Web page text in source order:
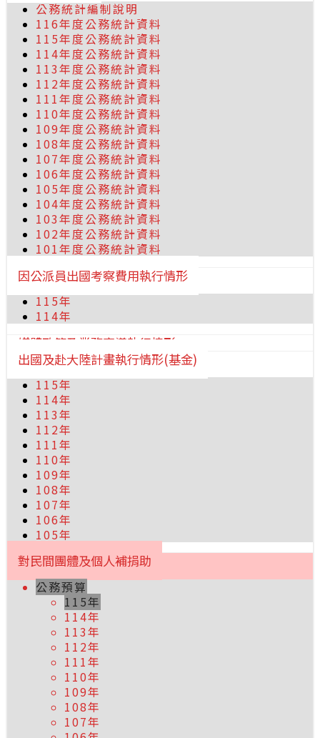
公務統計編制說明
116年度公務統計資料
115年度公務統計資料
114年度公務統計資料
113年度公務統計資料
112年度公務統計資料
111年度公務統計資料
110年度公務統計資料
109年度公務統計資料
108年度公務統計資料
107年度公務統計資料
106年度公務統計資料
105年度公務統計資料
104年度公務統計資料
103年度公務統計資料
102年度公務統計資料
101年度公務統計資料
因公派員出國考察費用執行情形
115年
114年
媒體政策及業務宣導執行情形
出國及赴大陸計畫執行情形(基金)
115年
114年
113年
112年
111年
110年
109年
108年
107年
106年
105年
對民間團體及個人補捐助
公務預算
115年
114年
113年
112年
111年
110年
109年
108年
107年